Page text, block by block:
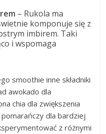
– Rukola ma
komponuje się z
imbirem. Taki
i wspomaga
smoothie inne składniki
awokado dla
chia dla zwiększenia
dla bardziej
z różnymi